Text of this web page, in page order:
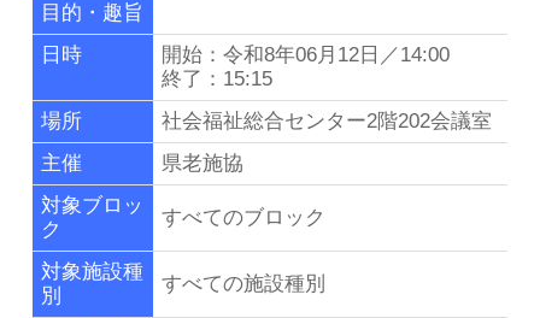
目的・趣旨
日時
開始：令和8年06月12日／14:00
終了：15:15
場所
社会福祉総合センター2階202会議室
主催
県老施協
対象ブロッ
ク
すべてのブロック
対象施設種
別
すべての施設種別
イベント報告
お知らせ一覧
リンク集
群馬県老施協について